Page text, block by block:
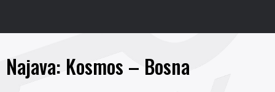
Najava: Kosmos – Bosna